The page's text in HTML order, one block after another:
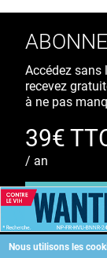
Nous utilisons les
Accédez
recevez
à ne pas
39€
/ an